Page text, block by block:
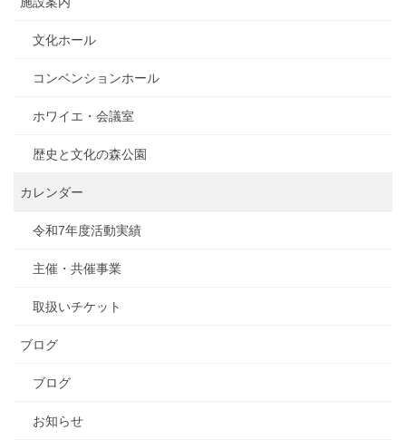
文化ホール
コンベンションホール
ホワイエ・会議室
歴史と文化の森公園
カレンダー
令和7年度活動実績
主催・共催事業
取扱いチケット
ブログ
ブログ
お知らせ